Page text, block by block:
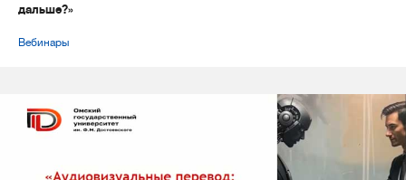
дальше?»
Вебинары